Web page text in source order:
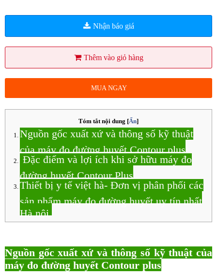
Nhận báo giá
Thêm vào giỏ hàng
MUA NGAY
Tóm tắt nội dung [Ẩn]
Nguồn gốc xuất xứ và thông số kỹ thuật
của máy đo đường huyết Contour plus
Đặc điểm và lợi ích khi sở hữu máy đo
đường huyết Contour Plus
Thiết bị y tế việt hà- Đơn vị phân phối các
sản phẩm máy đo đường huyết uy tín nhất
Hà nội.
Nguồn gốc xuất xứ và thông số kỹ thuật của
máy đo đường huyết Contour plus